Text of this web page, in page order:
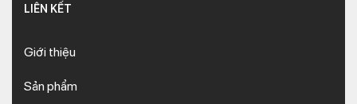
LIÊN KẾT
Giới thiệu
Sản phẩm